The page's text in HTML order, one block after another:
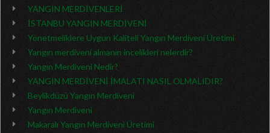
YANGIN MERDİVENLERİ
İSTANBU YANGIN MERDİVENİ
Yönetmeliklere Uygun Kaliteli Yangın Merdiveni Üretimi
Yangın merdiveni almanın incelikleri nelerdir?
Yangın Merdiveni Nedir?
YANGIN MERDİVENİ İMALATI NASIL OLMALIDIR?
Beylikdüzü Yangın Merdiveni
Yangın Merdiveni
Makaralı Yangın Merdiveni Üretimi